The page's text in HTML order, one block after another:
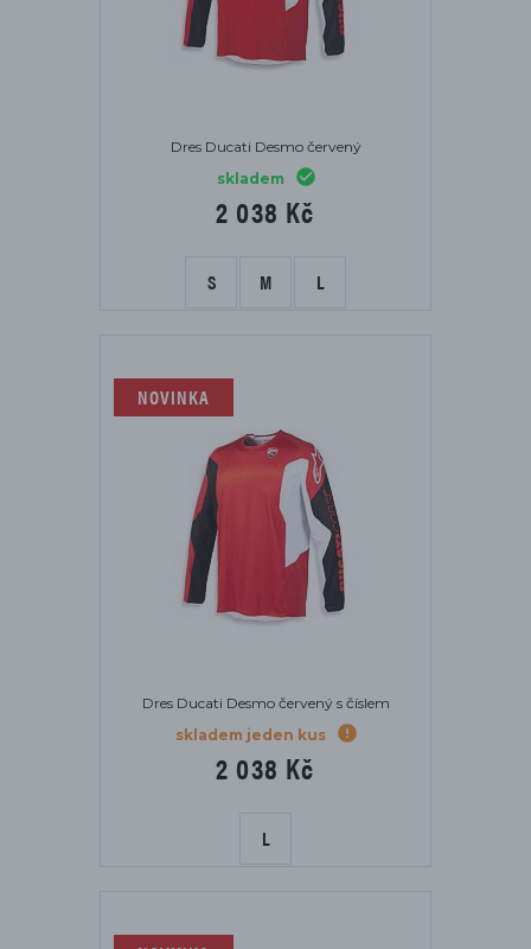
Dres Ducati Desmo červený
skladem
2 038 Kč
S M L
NOVINKA
Dres Ducati Desmo červený s číslem
skladem jeden kus
2 038 Kč
L